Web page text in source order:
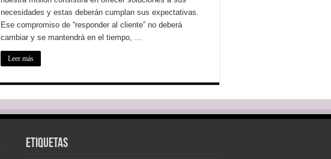
necesidades y estas deberán cumplan sus expectativas.
Ese compromiso de “responder al cliente” no deberá
cambiar y se mantendrá en el tiempo, …
Leer más
Etiquetas